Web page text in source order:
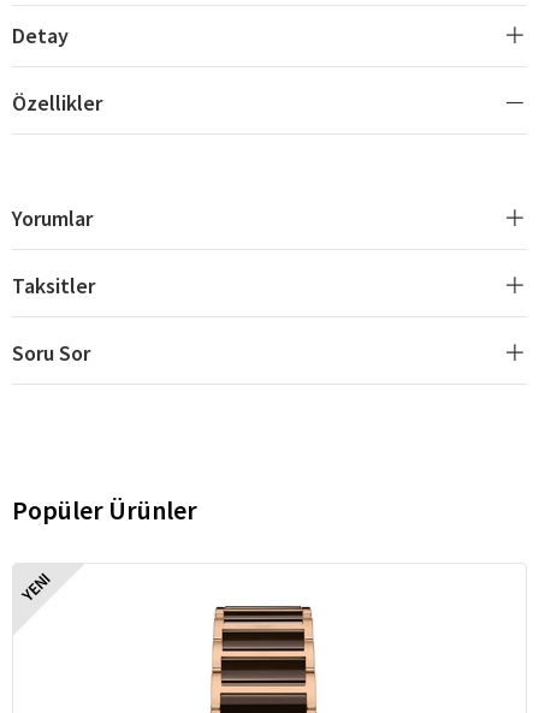
Detay
Özellikler
Yorumlar
Taksitler
Soru Sor
Popüler Ürünler
YENI